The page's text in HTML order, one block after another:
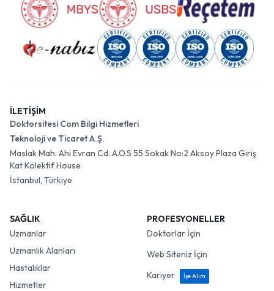
İLETİŞİM
Doktorsitesi Com Bilgi Hizmetleri
Teknoloji ve Ticaret A.Ş.
Maslak Mah. Ahi Evran Cd. A.O.S 55 Sokak No:2 Aksoy Plaza Giriş
Kat Kolektif House
İstanbul, Türkiye
SAĞLIK
Uzmanlar
Uzmanlık Alanları
Hastalıklar
Hizmetler
PROFESYONELLER
Doktorlar İçin
Web Siteniz İçin
Kariyer
İşe Alım